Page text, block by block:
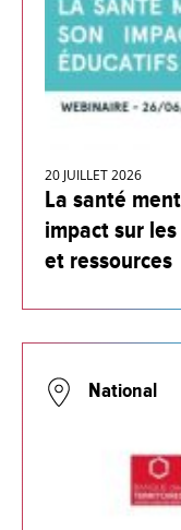
20 JUILLET 2026
La santé
impact sur
et ressources
National